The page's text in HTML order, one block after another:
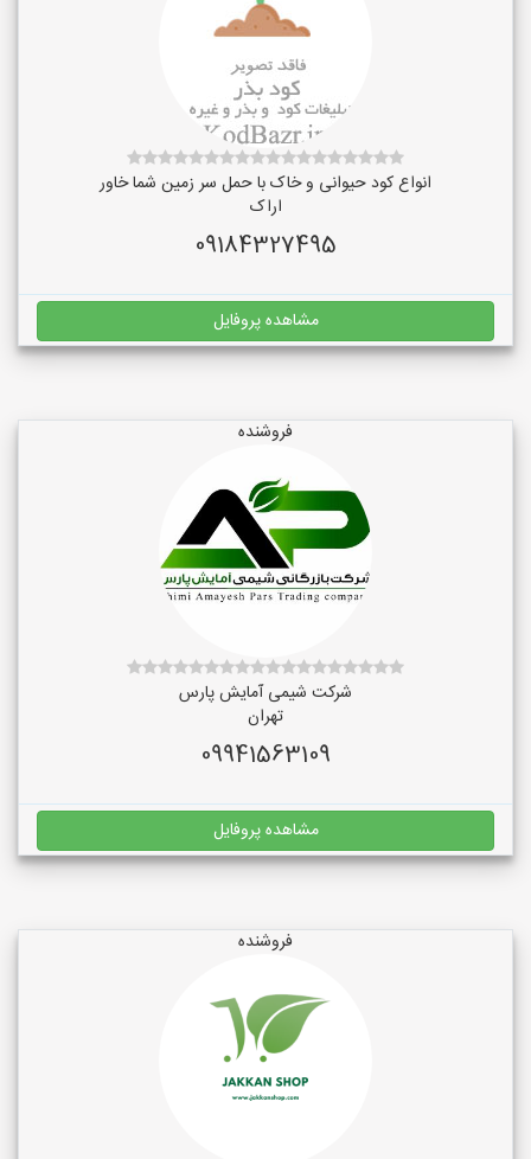
انواع کود حیوانی و خاک با حمل سر زمین شما خاور
اراک
09184327495
مشاهده پروفایل
فروشنده
شرکت شیمی آمایش پارس
تهران
09941563109
مشاهده پروفایل
فروشنده